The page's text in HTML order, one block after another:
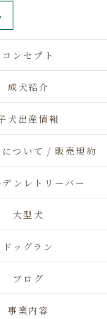
コンセプト
成犬紹介
犬出産情報
ついて / 販売規約
ンレトリーバー
大型犬
ドッグラン
ブログ
事業内容